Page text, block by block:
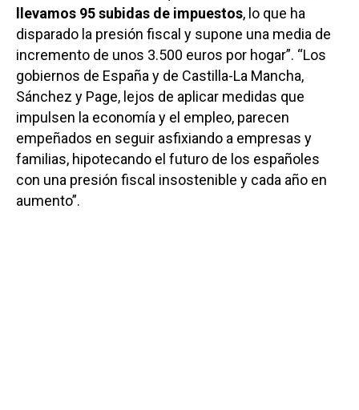
llevamos 95 subidas de impuestos, lo que ha
disparado la presión fiscal y supone una media de
incremento de unos 3.500 euros por hogar”. “Los
gobiernos de España y de Castilla-La Mancha,
Sánchez y Page, lejos de aplicar medidas que
impulsen la economía y el empleo, parecen
empeñados en seguir asfixiando a empresas y
familias, hipotecando el futuro de los españoles
con una presión fiscal insostenible y cada año en
aumento”.